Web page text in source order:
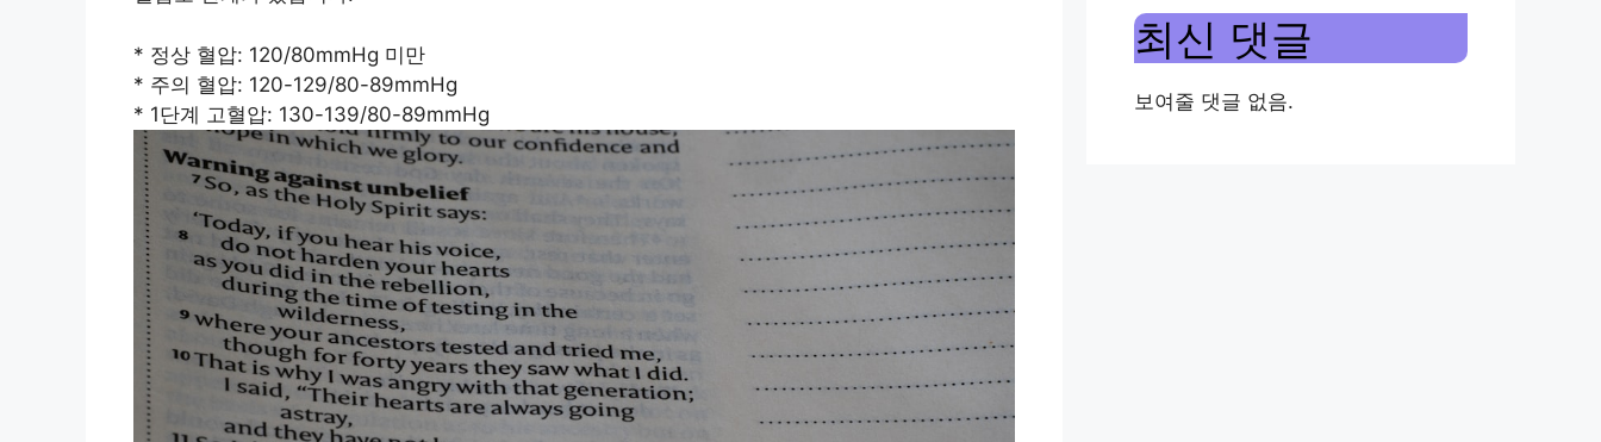
* 정상 혈압: 120/80mmHg 미만
* 주의 혈압: 120-129/80-89mmHg
* 1단계 고혈압: 130-139/80-89mmHg
최신 댓글
보여줄 댓글 없음.